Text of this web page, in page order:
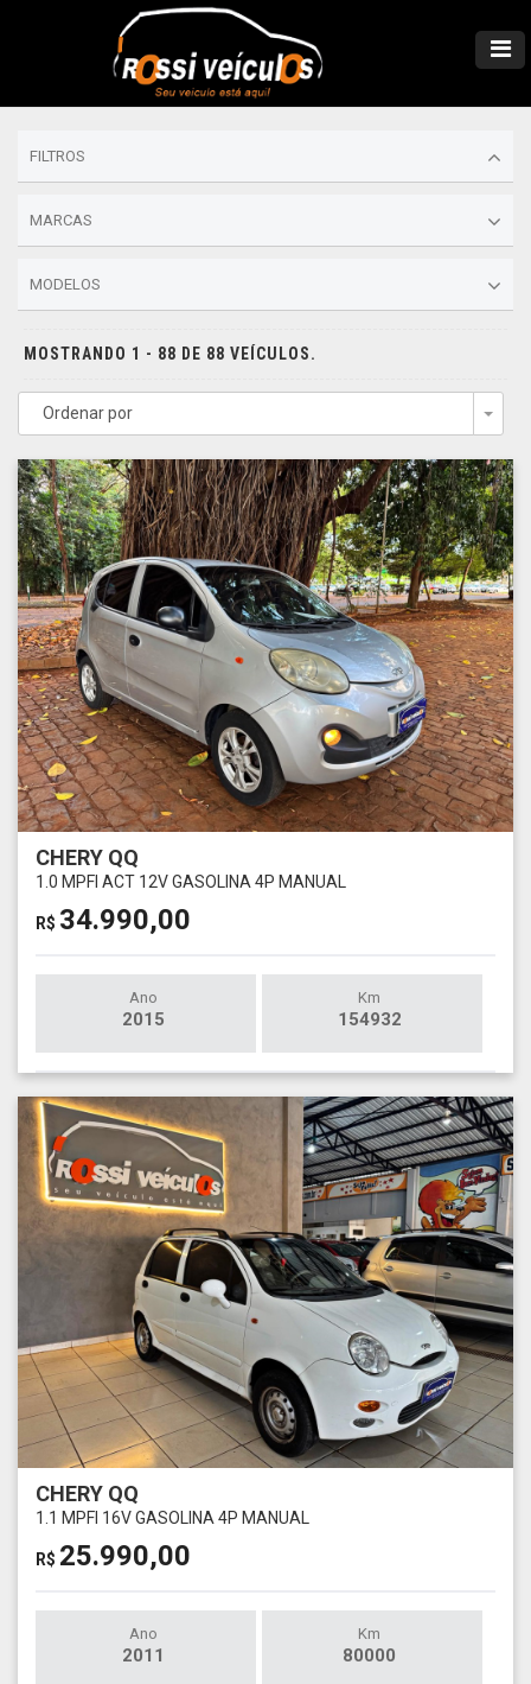
FILTROS
MARCAS
MODELOS
MOSTRANDO 1 - 88 DE 88 VEÍCULOS.
Ordenar por
CHERY QQ
1.0 MPFI ACT 12V GASOLINA 4P MANUAL
R$ 34.990,00
Ano
2015
Km
154932
CHERY QQ
1.1 MPFI 16V GASOLINA 4P MANUAL
R$ 25.990,00
Ano
2011
Km
80000